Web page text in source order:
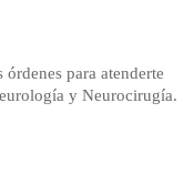
para atenderte
y Neurocirugía.